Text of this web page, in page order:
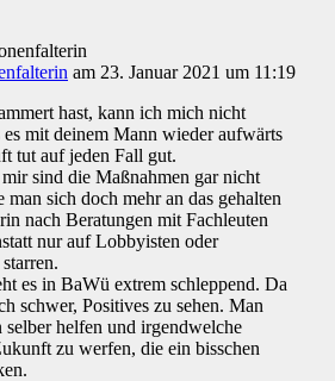
am 23. Januar 2021 um 11:19
hast, kann ich mich nicht
es mit deinem Mann wieder aufwärts
tut auf jeden Fall gut.
sind die Maßnahmen gar nicht
man sich doch mehr an das gehalten
nach Beratungen mit Fachleuten
nur auf Lobbyisten oder
es in BaWü extrem schleppend. Da
schwer, Positives zu sehen. Man
selber helfen und irgendwelche
zu werfen, die ein bisschen